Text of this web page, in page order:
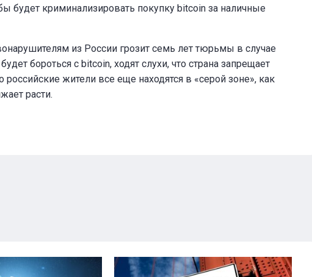
будет криминализировать покупку bitcoin за наличные
из России грозит семь лет тюрьмы в случае
бороться с bitcoin, ходят слухи, что страна запрещает
жители все еще находятся в «серой зоне», как
расти.